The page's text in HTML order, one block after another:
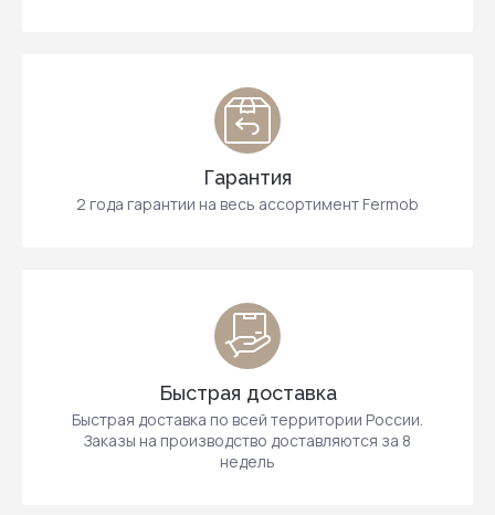
Гарантия
2 года гарантии на весь ассортимент Fermob
Быстрая доставка
Быстрая доставка по всей территории России.
Заказы на производство доставляются за 8
недель